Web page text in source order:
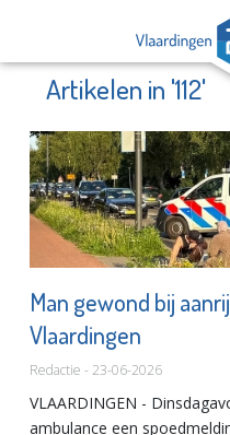
Artikelen in '112'
Man gewond bij
Vlaardingen
Redactie - 23-06-2026
VLAARDINGEN -
ambulance een